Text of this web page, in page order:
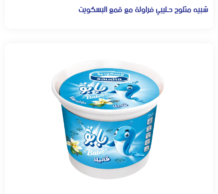
شبيه مثلوج حـليبي فراولة مع قمع البسكويت